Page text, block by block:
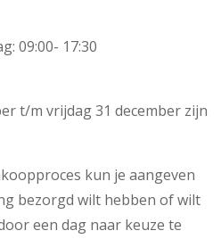
09:00- 17:30
t/m vrijdag 31 december zijn
kun je aangeven
bezorgd wilt hebben of wilt
een dag naar keuze te